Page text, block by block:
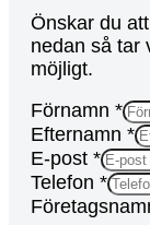
Önskar du
nedan så tar
möjligt.
Förnamn *
Efternamn *
E-post *
Telefon *